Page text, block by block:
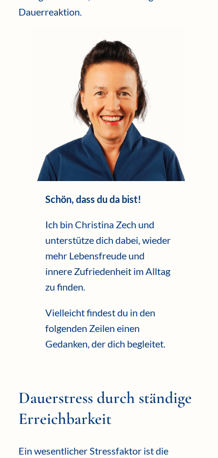
Dauerreaktion.
Schön, dass du da bist!
Ich bin Christina Zech und
unterstütze dich dabei, wieder
mehr Lebensfreude und
innere Zufriedenheit im Alltag
zu finden.
Vielleicht findest du in den
folgenden Zeilen einen
Gedanken, der dich begleitet.
Dauerstress durch ständige
Erreichbarkeit
Ein wesentlicher Stressfaktor ist die